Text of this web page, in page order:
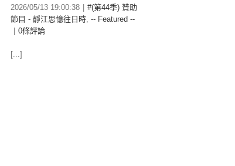
2026/05/13 19:00:38
#(第44季) 贊助
節目 - 靜江思憶往日時, -- Featured --
0條評論
[...]